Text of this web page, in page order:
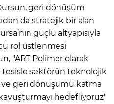
geri dönüşüm
da stratejik bir alan
güçlü altyapısıyla
rol üstlenmesi
"ART Polimer olarak
sektörün teknolojik
ve geri dönüşümü katma
hedefliyoruz"